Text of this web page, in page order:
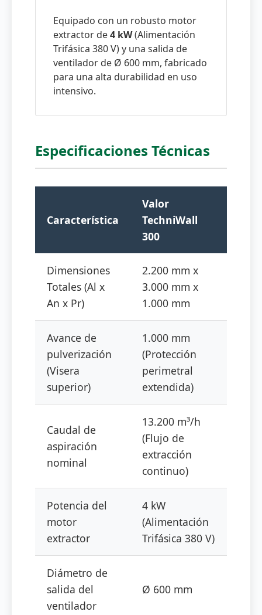
Equipado con un robusto motor
extractor de4 kW(Alimentación
Trifásica 380 V) y una salida de
ventilador de Ø 600 mm, fabricado
para una alta durabilidad en uso
intensivo.
Especificaciones Técnicas
Característica
Valor
TechniWall
300
Dimensiones
Totales (Al x
An x Pr)
2.200 mm x
3.000 mm x
1.000 mm
Avance de
pulverización
(Visera
superior)
1.000 mm
(Protección
perimetral
extendida)
Caudal de
aspiración
nominal
13.200 m³/h
(Flujo de
extracción
continuo)
Potencia del
motor
extractor
4 kW
(Alimentación
Trifásica 380 V)
Diámetro de
salida del
ventilador
Ø 600 mm